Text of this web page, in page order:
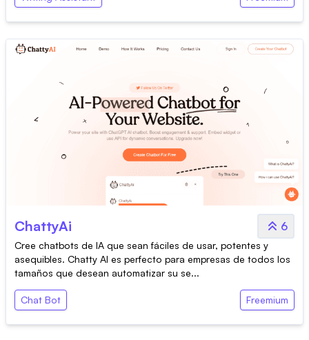
ChattyAi 6
Cree chatbots de IA que sean fáciles de usar, potentes y
asequibles. Chatty AI es perfecto para empresas de todos los
tamaños que desean automatizar su se...
Chat Bot Freemium